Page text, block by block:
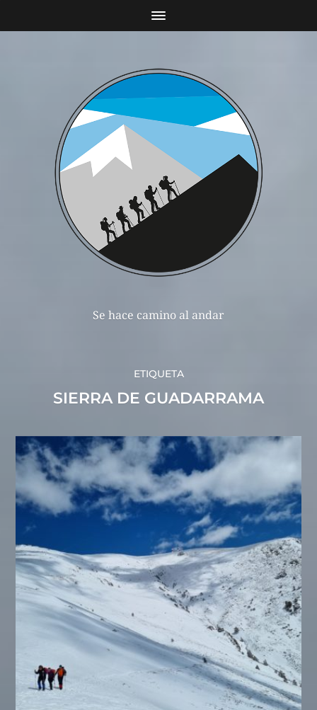
Se hace camino al andar
ETIQUETA
SIERRA DE GUADARRAMA